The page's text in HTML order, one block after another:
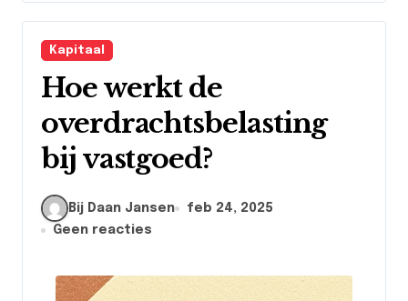
Kapitaal
Hoe werkt de
overdrachtsbelasting
bij vastgoed?
Bij Daan Jansen
feb 24, 2025
Geen reacties